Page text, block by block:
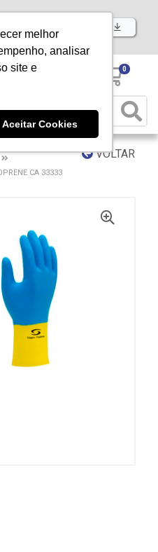
melhor
analisar
site e
Aceitar Cookies
Baixe já nosso APP
0
VOLTAR
CA 33333